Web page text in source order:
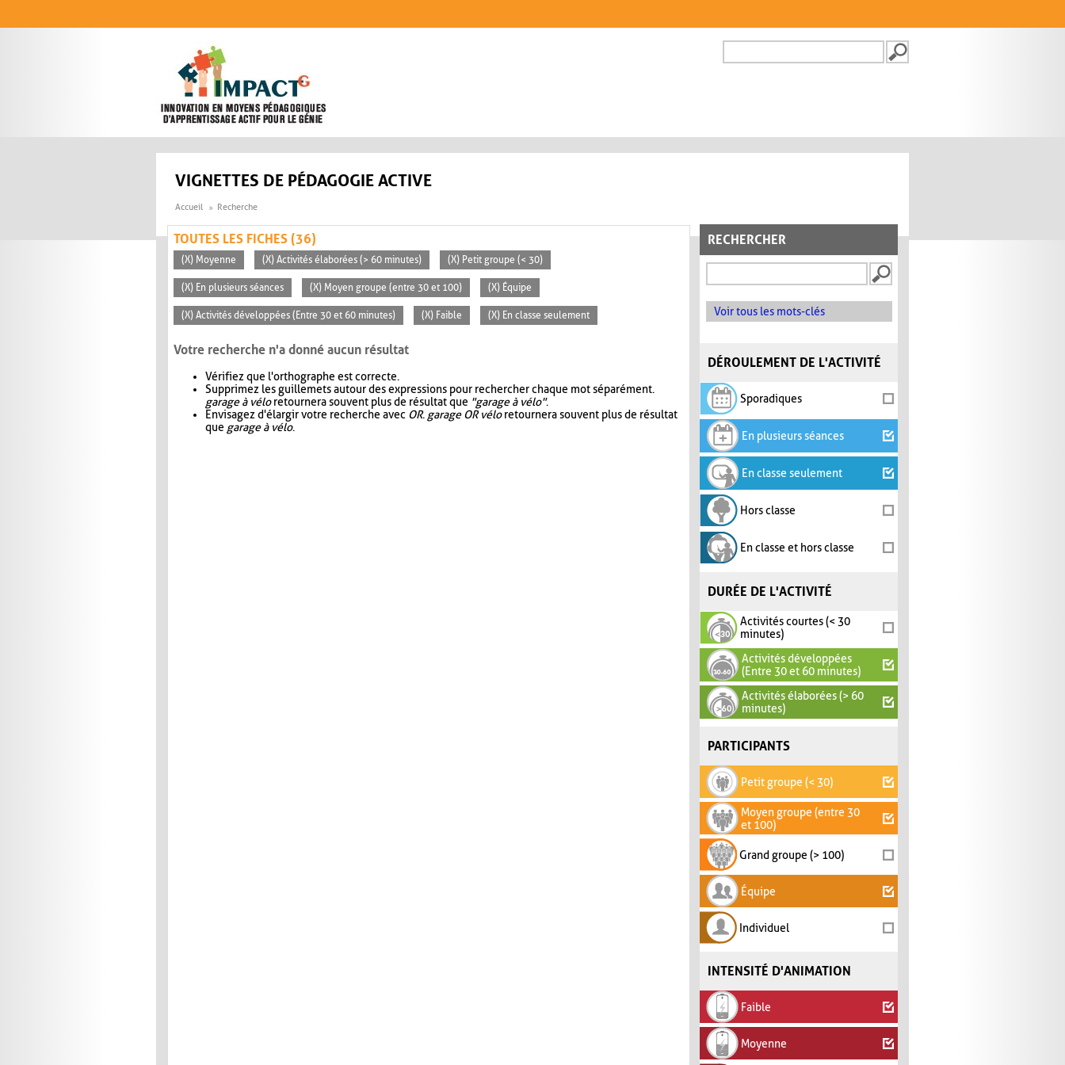
FORMULAIRE DE
VIGNETTES DE PÉDAGOGIE ACTIVE
Accueil Recherche
RECHERCHER
Voir tous les mots-clés
DÉROULEMENT DE L'ACTIVITÉ
Sporadiques
En plusieurs séances
En classe seulement
Hors classe
En classe et hors classe
DURÉE DE L'ACTIVITÉ
Activités courtes (< 30
minutes)
Activités développées
(Entre 30 et 60 minutes)
Activités élaborées (> 60
minutes)
PARTICIPANTS
Petit groupe (< 30)
Moyen groupe (entre 30
et 100)
Grand groupe (> 100)
Équipe
Individuel
INTENSITÉ D'ANIMATION
Faible
Moyenne
TOUTES LES FICHES (36)
(X) Moyenne (X) Activités élaborées (> 60 minutes) (X) Petit groupe (< 30)
(X) En plusieurs séances (X) Moyen groupe (entre 30 et 100) (X) Équipe
(X) Activités développées (Entre 30 et 60 minutes) (X) Faible (X) En classe seulement
Votre recherche n'a donné aucun résultat
Vérifiez que l'orthographe est correcte.
Supprimez les guillemets autour des expressions pour rechercher chaque mot séparément.
garage à véloretournera souvent plus de résultat que "garage à vélo".
Envisagez d'élargir votre recherche avec OR. garage OR véloretournera souvent plus de résultat
que garage à vélo.